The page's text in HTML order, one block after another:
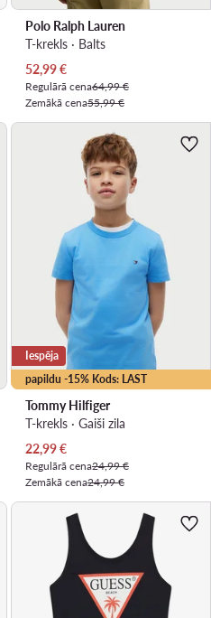
Polo Ralph Lauren
T-krekls · Balts
Pašreizējā cena
52,99€
Regulārā cena64,99 €
Zemākā cena55,99 €
papildu -15% Kods: LAST
Iespēja
Tommy Hilfiger
T-krekls · Gaiši zila
Pašreizējā cena
22,99€
Regulārā cena24,99 €
Zemākā cena24,99 €